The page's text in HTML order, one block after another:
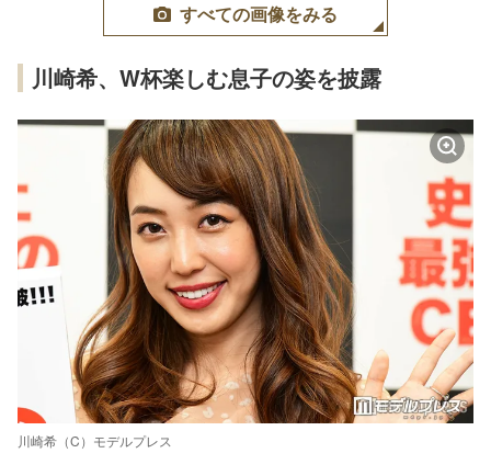
すべての画像をみる
川崎希、W杯楽しむ息子の姿を披露
川崎希（C）モデルプレス